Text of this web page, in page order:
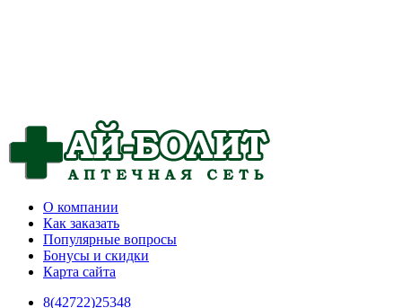
О компании
Как заказать
Популярные вопросы
Бонусы и скидки
Карта сайта
8(42722)25348